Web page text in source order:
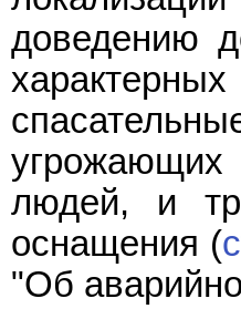
доведению
людей, и
оснащения (
"Об